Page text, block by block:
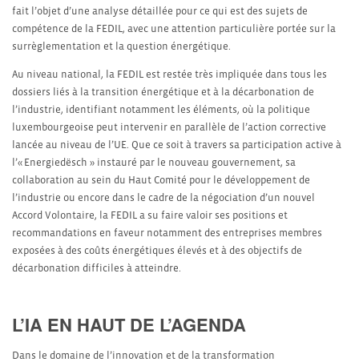
fait l’objet d’une analyse détaillée pour ce qui est des sujets de
compétence de la FEDIL, avec une attention particulière portée sur la
surrèglementation et la question énergétique.
Au niveau national, la FEDIL est restée très impliquée dans tous les
dossiers liés à la transition énergétique et à la décarbonation de
l’industrie, identifiant notamment les éléments, où la politique
luxembourgeoise peut intervenir en parallèle de l’action corrective
lancée au niveau de l’UE. Que ce soit à travers sa participation active à
l’« Energiedësch » instauré par le nouveau gouvernement, sa
collaboration au sein du Haut Comité pour le développement de
l’industrie ou encore dans le cadre de la négociation d’un nouvel
Accord Volontaire, la FEDIL a su faire valoir ses positions et
recommandations en faveur notamment des entreprises membres
exposées à des coûts énergétiques élevés et à des objectifs de
décarbonation difficiles à atteindre.
L’IA EN HAUT DE L’AGENDA
Dans le domaine de l’innovation et de la transformation